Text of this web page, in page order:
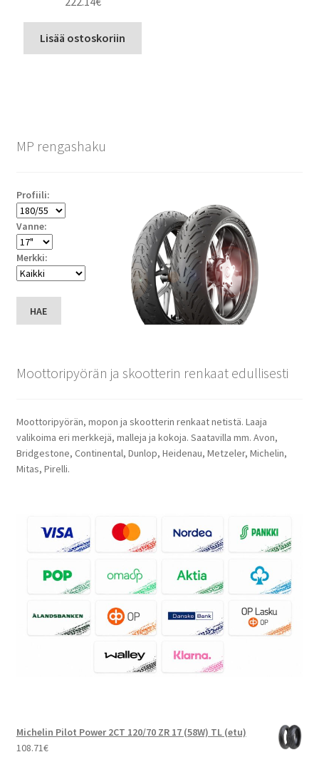
Lisää ostoskoriin
MP rengashaku
Profiili:
Vanne:
Merkki:
HAE
Moottoripyörän ja skootterin renkaat edullisesti
Moottoripyörän, mopon ja skootterin renkaat netistä. Laaja
valikoima eri merkkejä, malleja ja kokoja. Saatavilla mm. Avon,
Bridgestone, Continental, Dunlop, Heidenau, Metzeler, Michelin,
Mitas, Pirelli.
Michelin Pilot Power 2CT 120/70 ZR 17 (58W) TL (etu)
108.71€